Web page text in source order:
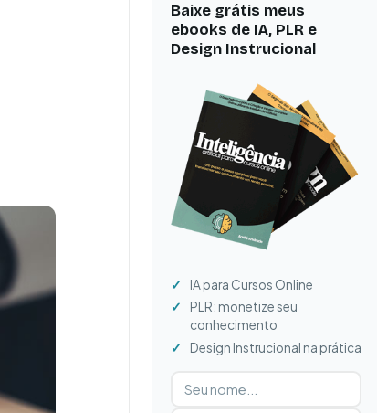
Baixe grátis meus
ebooks de IA, PLR e
Design Instrucional
IA para Cursos Online
PLR: monetize seu
conhecimento
Design Instrucional na prática
Digite seu nome
Digite seu e-mail